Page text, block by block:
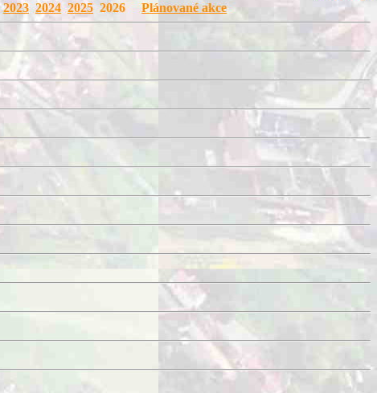
2023 2024 2025 2026 Plánované akce